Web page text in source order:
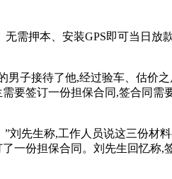
押本、安装GPS即可当日放
接待了他,经过验车、估价
要签订一份担保合同,签合同需
生称,工作人员说这三份材
一份担保合同。刘先生回忆称